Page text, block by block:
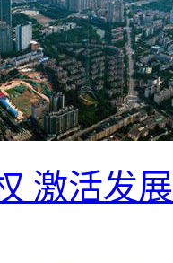
激活发